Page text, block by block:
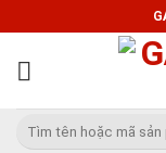
to
content
Tìm